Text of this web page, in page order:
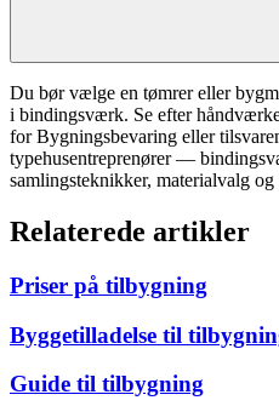
Du bør vælge en tømrer eller
i bindingsværk. Se efter
for Bygningsbevaring eller
typehusentreprenører —
samlingsteknikker, materialvalg og
Relaterede artikler
Priser på tilbygning
Byggetilladelse til
Guide til tilbygning